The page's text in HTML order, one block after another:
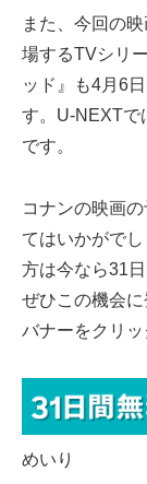
また、今回の
場するTVシリ
ッド』も4月6
す。U-NEXTで
です。
コナンの映画
てはいかがでし
方は今なら31
ぜひこの機会
バナーをクリ
めいり